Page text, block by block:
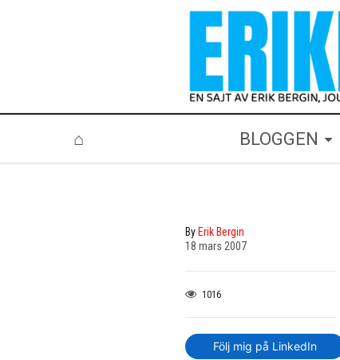
BLOGGEN
⌂
ByErik Bergin
18 mars 2007
1016
Följ mig på LinkedIn